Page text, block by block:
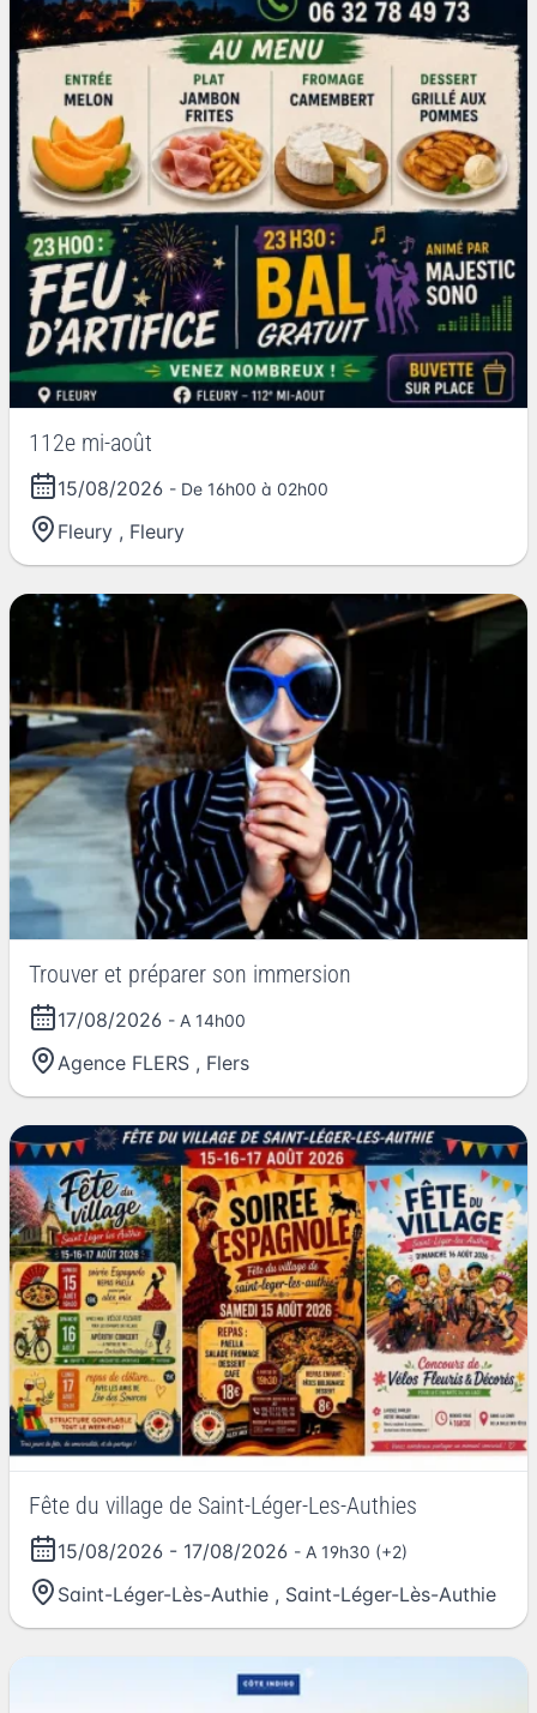
112e mi-août
15/08/2026 - De 16h00 à 02h00
Fleury , Fleury
Trouver et préparer son immersion
17/08/2026 - A 14h00
Agence FLERS , Flers
Fête du village de Saint-Léger-Les-Authies
15/08/2026 - 17/08/2026 - A 19h30 (+2)
Saint-Léger-Lès-Authie , Saint-Léger-Lès-Authie